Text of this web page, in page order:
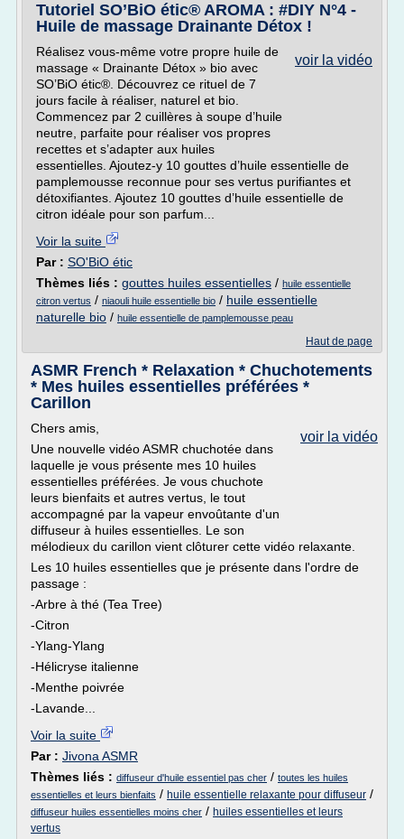
Tutoriel SO’BiO étic® AROMA : #DIY N°4 -
Huile de massage Drainante Détox !
voir la vidéo
Réalisez vous-même votre propre huile de
massage « Drainante Détox » bio avec
SO’BiO étic®. Découvrez ce rituel de 7
jours facile à réaliser, naturel et bio.
Commencez par 2 cuillères à soupe d’huile
neutre, parfaite pour réaliser vos propres
recettes et s’adapter aux huiles
essentielles. Ajoutez-y 10 gouttes d’huile essentielle de
pamplemousse reconnue pour ses vertus purifiantes et
détoxifiantes. Ajoutez 10 gouttes d’huile essentielle de
citron idéale pour son parfum...
Voir la suite
Par : SO'BiO étic
Thèmes liés : gouttes huiles essentielles / huile essentielle
citron vertus / niaouli huile essentielle bio / huile essentielle
naturelle bio / huile essentielle de pamplemousse peau
Haut de page
ASMR French * Relaxation * Chuchotements
* Mes huiles essentielles préférées *
Carillon
voir la vidéo
Chers amis,
Une nouvelle vidéo ASMR chuchotée dans
laquelle je vous présente mes 10 huiles
essentielles préférées. Je vous chuchote
leurs bienfaits et autres vertus, le tout
accompagné par la vapeur envoûtante d'un
diffuseur à huiles essentielles. Le son
mélodieux du carillon vient clôturer cette vidéo relaxante.
Les 10 huiles essentielles que je présente dans l'ordre de
passage :
-Arbre à thé (Tea Tree)
-Citron
-Ylang-Ylang
-Hélicryse italienne
-Menthe poivrée
-Lavande...
Voir la suite
Par : Jivona ASMR
Thèmes liés : diffuseur d'huile essentiel pas cher / toutes les huiles
essentielles et leurs bienfaits / huile essentielle relaxante pour diffuseur /
diffuseur huiles essentielles moins cher / huiles essentielles et leurs
vertus